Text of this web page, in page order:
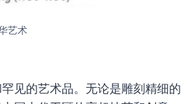
艺术
见的艺术品。无论是雕刻精细的